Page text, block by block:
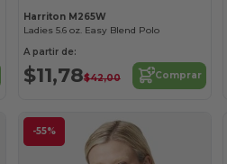
Harriton M265W
Ladies 5.6 oz. Easy Blend Polo
A partir de:
$11,78$42,00 Comprar
-55%